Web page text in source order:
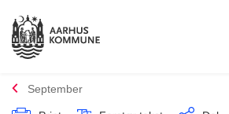
September